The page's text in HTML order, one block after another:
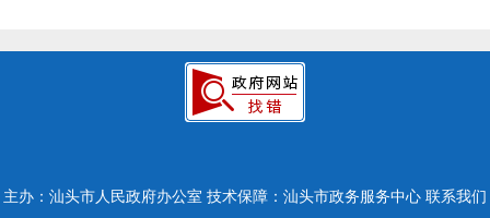
主办：汕头市人民政府办公室 技术保障：汕头市政务服务中心 联系我们